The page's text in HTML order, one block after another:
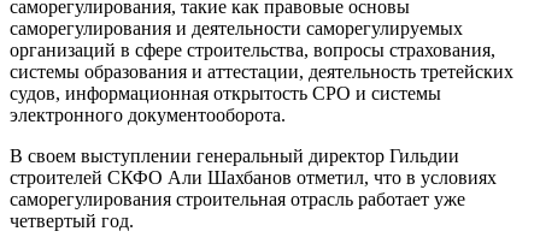
саморегулирования, такие как правовые основы
саморегулирования и деятельности саморегулируемых
организаций в сфере строительства, вопросы страхования,
системы образования и аттестации, деятельность третейских
судов, информационная открытость СРО и системы
электронного документооборота.
В своем выступлении генеральный директор Гильдии
строителей СКФО Али Шахбанов отметил, что в условиях
саморегулирования строительная отрасль работает уже
четвертый год.